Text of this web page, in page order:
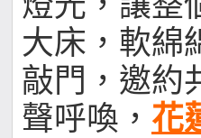
大床，軟綿
敲門，邀約
聲呼喚， 花